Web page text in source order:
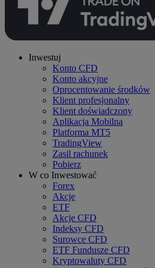
Inwestuj
Konto CFD
Konto akcyjne
Oprocentowanie środków
Klient profesjonalny
Klient doświadczony
Aplikacja Mobilna
Platforma MT5
TradingView
Zasil rachunek
Pobierz
W co Inwestować
Forex
Akcje
ETF
Akcje CFD
Indeksy CFD
Surowce CFD
ETF Fundusze CFD
Kryptowaluty CFD